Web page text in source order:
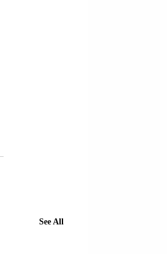
See All